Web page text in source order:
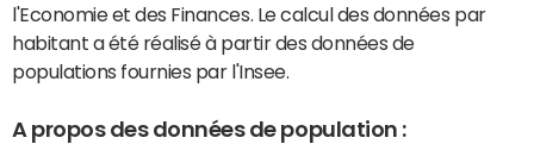
l'Economie et des Finances. Le calcul des données par
habitant a été réalisé à partir des données de
populations fournies par l'Insee.
A propos des données de population :